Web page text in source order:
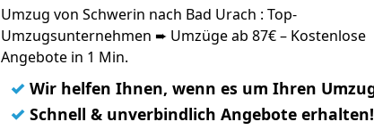
Umzug von Schwerin nach Bad Urach : Top-
Umzugsunternehmen ➨ Umzüge ab 87€ – Kostenlose
Angebote in 1 Min.
✓ Wir helfen Ihnen, wenn es um Ihren
✓ Schnell & unverbindlich Angebote erhalten!